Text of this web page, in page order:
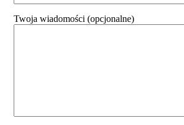
Twoja wiadomości (opcjonalne)